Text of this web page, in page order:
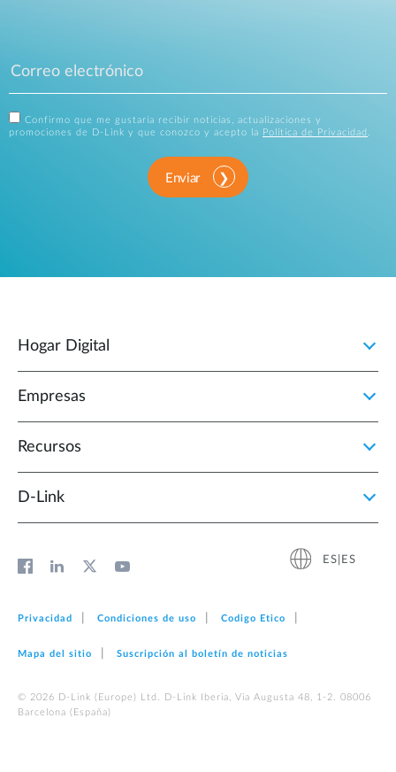
Confirmo que me gustaría recibir noticias, actualizaciones y
promociones de D-Link y que conozco y acepto la
Política de Privacidad .
Enviar
Hogar Digital
Empresas
Recursos
D‑Link
ES|ES
Privacidad Condiciones de uso Codigo Etico
Mapa del sitio Suscripción al boletín de noticias
© 2026 D‑Link (Europe) Ltd. D-Link Iberia, Via Augusta 48, 1-2. 08006
Barcelona (España)